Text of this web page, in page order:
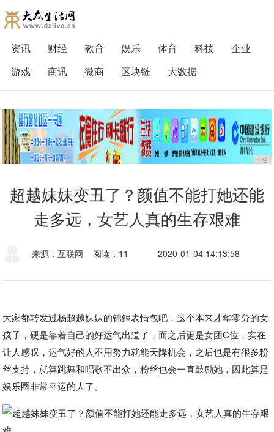
资讯 财经 教育 娱乐 体育 科技
企业
游戏
商讯 微商 区块链 大数据
广告
超越妹妹变丑了？颜值不能打她还能
走多远，女艺人真的生存艰难
来源：互联网 阅读：11 2020-01-04 14:13:58
大家都转发过杨超越妹妹的锦鲤表情包吧，这个本来才华零分的女
孩子，硬是靠着自己的好运气出道了，而之后更是女团C位，实在
让人感叹，运气好的人不用努力就能天降机会，之后也是有很多粉
丝支持，就算跳舞和唱歌不出众，粉丝也会一直鼓励她，因此算是
娱乐圈非常幸运的人了。